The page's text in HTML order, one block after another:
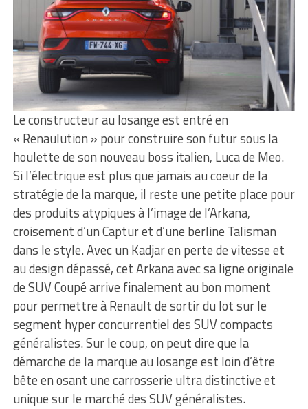
Le constructeur au losange est entré en
« Renaulution » pour construire son futur sous la
houlette de son nouveau boss italien, Luca de Meo.
Si l’électrique est plus que jamais au coeur de la
stratégie de la marque, il reste une petite place pour
des produits atypiques à l’image de l’Arkana,
croisement d’un Captur et d’une berline Talisman
dans le style. Avec un Kadjar en perte de vitesse et
au design dépassé, cet Arkana avec sa ligne originale
de SUV Coupé arrive finalement au bon moment
pour permettre à Renault de sortir du lot sur le
segment hyper concurrentiel des SUV compacts
généralistes. Sur le coup, on peut dire que la
démarche de la marque au losange est loin d’être
bête en osant une carrosserie ultra distinctive et
unique sur le marché des SUV généralistes.